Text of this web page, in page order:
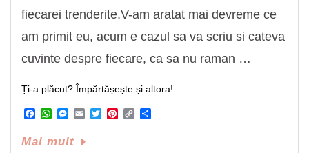
fiecarei trenderite.V-am aratat mai devreme ce
am primit eu, acum e cazul sa va scriu si cateva
cuvinte despre fiecare, ca sa nu raman …
Ți-a plăcut? Împărtășește și altora!
Facebook
WhatsApp
Messenger
EmailTwitterPinterest
Copy
Mai mult